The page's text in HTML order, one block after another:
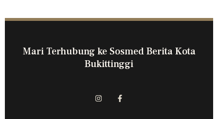
Mari Terhubung ke Sosmed Berita Kota
Bukittinggi